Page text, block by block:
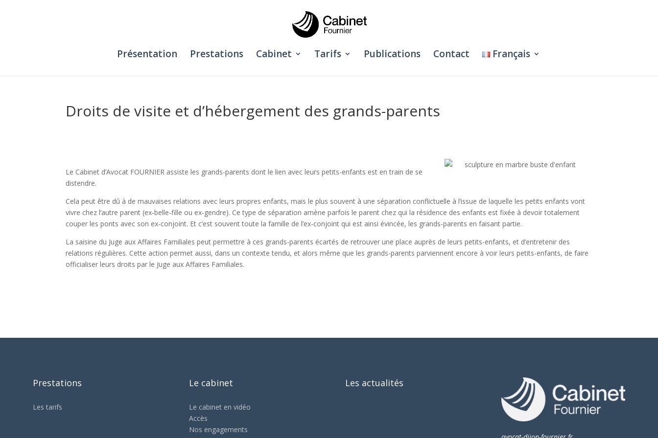
Présentation Prestations Cabinet Tarifs Publications Contact Français
Droits de visite et d’hébergement des grands-parents
Le Cabinet d’Avocat FOURNIER assiste les grands-parents dont le lien avec leurs petits-enfants est en train de se
distendre.
Cela peut être dû à de mauvaises relations avec leurs propres enfants, mais le plus souvent à une séparation conflictuelle à l’issue de laquelle les petits enfants vont
vivre chez l’autre parent (ex-belle-fille ou ex-gendre). Ce type de séparation amène parfois le parent chez qui la résidence des enfants est fixée à devoir totalement
couper les ponts avec son ex-conjoint. Et c’est souvent toute la famille de l’ex-conjoint qui est ainsi évincée, les grands-parents en faisant partie.
La saisine du Juge aux Affaires Familiales peut permettre à ces grands-parents écartés de retrouver une place auprès de leurs petits-enfants, et d’entretenir des
relations régulières. Cette action permet aussi, dans un contexte tendu, et alors même que les grands-parents parviennent encore à voir leurs petits-enfants, de faire
officialiser leurs droits par le Juge aux Affaires Familiales.
Prestations
Les tarifs
Le cabinet
Le cabinet en vidéo
Accès
Nos engagements
Les actualités